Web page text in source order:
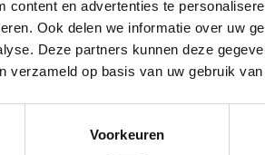
content en advertenties te
Ook delen we informatie over uw
Deze partners kunnen deze
verzameld op basis van uw gebruik
Voorkeuren
Frühe und späte
Benötigen Sie
außerhalb des